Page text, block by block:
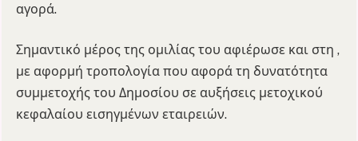
αγορά.
Σημαντικό μέρος της ομιλίας του αφιέρωσε και στη ,
με αφορμή τροπολογία που αφορά τη δυνατότητα
συμμετοχής του Δημοσίου σε αυξήσεις μετοχικού
κεφαλαίου εισηγμένων εταιρειών.